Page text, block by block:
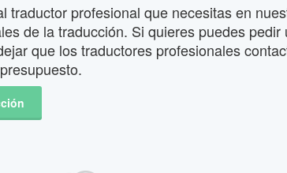
traductor profesional que necesitas en
de la traducción. Si quieres puedes pedir
que los traductores profesionales